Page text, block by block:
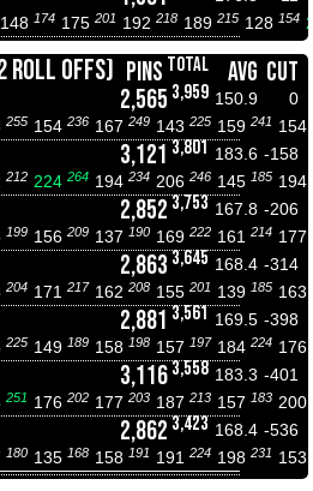
148 174 175 201 192 218 189 215 128 154
ROLL OFFS) PINS TOTAL AVG CUT
2,565 3,959 150.9 0
255 154 236 167 249 143 225 159 241 154
3,121 3,801 183.6 -158
212 224 264 194 234 206 246 145 185 194
2,852 3,753 167.8 -206
199 156 209 137 190 169 222 161 214 177
2,863 3,645 168.4 -314
204 171 217 162 208 155 201 139 185 163
2,881 3,561 169.5 -398
225 149 189 158 198 157 197 184 224 176
3,1163,558 183.3 -401
251 176 202 177 203 187 213 157 183 200
2,862 3,423 168.4 -536
180 135 168 158 191 191 224 198 231 153